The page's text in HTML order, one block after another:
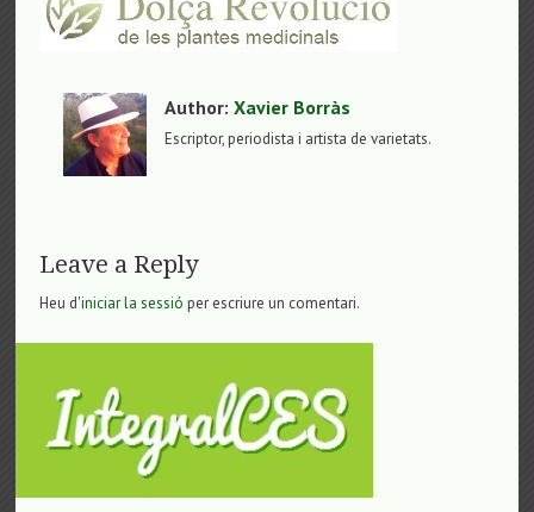
Author:Xavier Borràs
Escriptor, periodista i artista de varietats.
Leave a Reply
Heu d'iniciar la sessió per escriure un comentari.